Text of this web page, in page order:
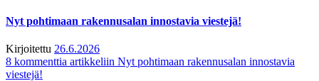
Nyt pohtimaan rakennusalan innostavia viestejä!
Kirjoitettu 26.6.2026
8 kommenttia artikkeliin Nyt pohtimaan rakennusalan innostavia
viestejä!